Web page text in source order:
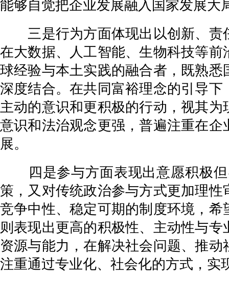
能够自觉把企业发展融入国家发展大
三是行为方面体现出以创新、责
在大数据、人工智能、生物科技等
球经验与本土实践的融合者，既熟
深度结合。在共同富裕理念的引导
主动的意识和更积极的行动，视其
意识和法治观念更强，普遍注重在
展。
四是参与方面表现出意愿积极但
策，又对传统政治参与方式更加理
竞争中性、稳定可期的制度环境，
则表现出更高的积极性、主动性与
资源与能力，在解决社会问题、推
注重通过专业化、社会化的方式，实